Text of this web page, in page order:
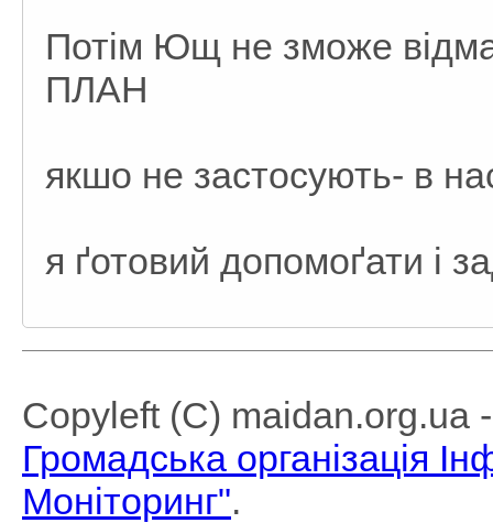
Потім Ющ не зможе
ПЛАН
якшо не застосують- в
я ґотовий допомоґати і
Copyleft (C) maidan.org.ua
Громадська організація
Моніторинг".